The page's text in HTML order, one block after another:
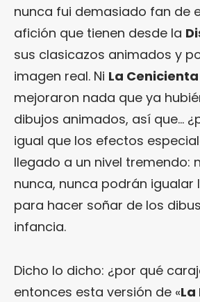
nunca fui demasiado fan de
afición que tienen desde la
sus clasicazos animados y
imagen real. Ni La Cenicienta
mejoraron nada que ya
dibujos animados, así que…
igual que los efectos
llegado a un nivel tremendo:
nunca, nunca podrán
para hacer soñar de los
infancia.
Dicho lo dicho: ¿por qué
entonces esta versión de «La